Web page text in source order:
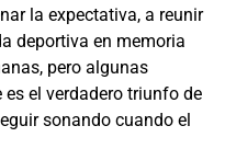
la expectativa, a reunir
deportiva en memoria
pero algunas
el verdadero triunfo de
sonando cuando el